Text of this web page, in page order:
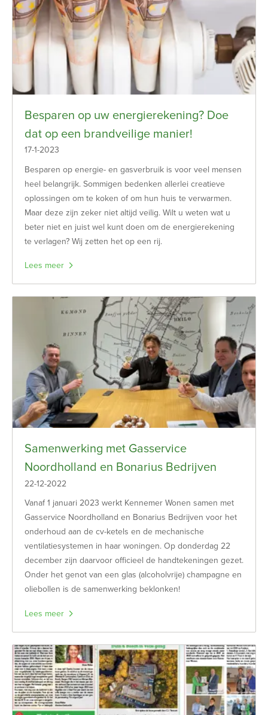
Besparen op uw energierekening? Doe
dat op een brandveilige manier!
17-1-2023
Besparen op energie- en gasverbruik is voor veel mensen
heel belangrijk. Sommigen bedenken allerlei creatieve
oplossingen om te koken of om hun huis te verwarmen.
Maar deze zijn zeker niet altijd veilig. Wilt u weten wat u
beter niet en juist wel kunt doen om de energierekening
te verlagen? Wij zetten het op een rij.
Lees meer
Samenwerking met Gasservice
Noordholland en Bonarius Bedrijven
22-12-2022
Vanaf 1 januari 2023 werkt Kennemer Wonen samen met
Gasservice Noordholland en Bonarius Bedrijven voor het
onderhoud aan de cv-ketels en de mechanische
ventilatiesystemen in haar woningen. Op donderdag 22
december zijn daarvoor officieel de handtekeningen gezet.
Onder het genot van een glas (alcoholvrije) champagne en
oliebollen is de samenwerking beklonken!
Lees meer